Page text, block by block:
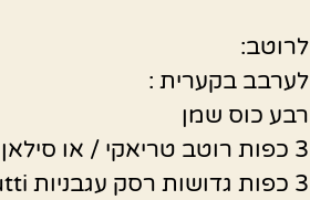
לרוטב:
לערבב בקערית :
רבע כוס שמן
3 כפות רוטב טריאקי / או סילאן / או רכז רימונים
3 כפות גדושות רסק עגבניות Mutti